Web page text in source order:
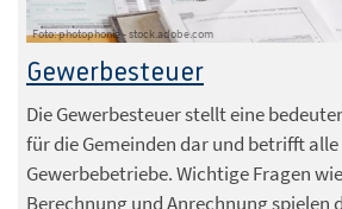
Foto: photophonie - stock.adobe.com
Gewerbesteuer
Die Gewerbesteuer stellt eine
für die Gemeinden dar und betrifft
Gewerbebetriebe. Wichtige Fragen
Berechnung und Anrechnung spielen